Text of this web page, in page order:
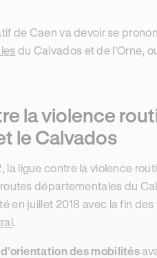
de Caen va devoir se
du Calvados et de l’Orne,
la violence
le Calvados
la ligue contre la violence
départementales du
en juillet 2018 avec la fin
.
des mobilités